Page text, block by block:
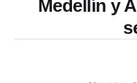
Medellín y